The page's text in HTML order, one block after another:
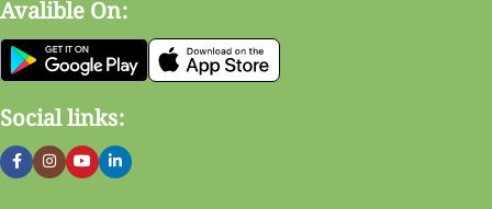
Avalible On:
Social links: